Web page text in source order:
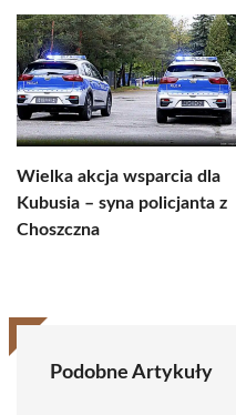
Wielka akcja wsparcia dla
Kubusia – syna policjanta z
Choszczna
Podobne Artykuły